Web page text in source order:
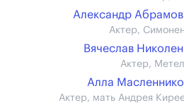
Александр
Актер,
Вячеслав
Актер,
Алла
Актер, мать Андрея